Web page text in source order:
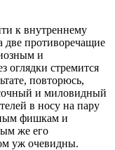
к внутреннему
две противоречащие
и
оглядки стремится
повторюсь,
и миловидный
в носу на пару
фишкам и
же его
уж очевидны.